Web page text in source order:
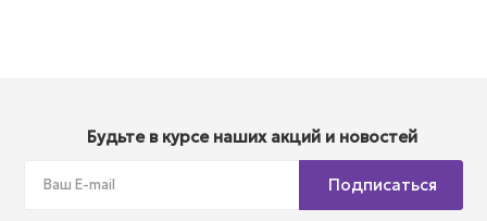
Будьте в курсе наших акций и новостей
Подписаться